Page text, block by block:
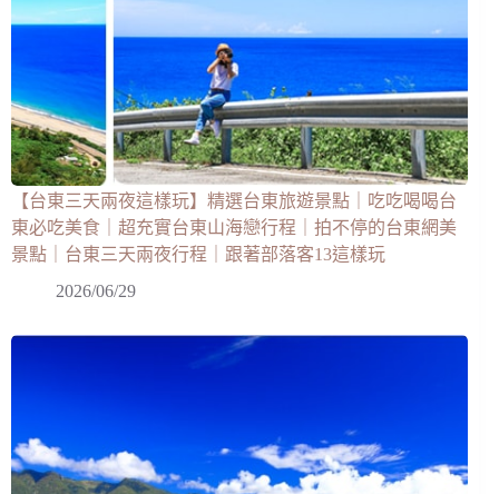
【台東三天兩夜這樣玩】精選台東旅遊景點｜吃吃喝喝台
東必吃美食｜超充實台東山海戀行程｜拍不停的台東網美
景點｜台東三天兩夜行程｜跟著部落客13這樣玩
2026/06/29